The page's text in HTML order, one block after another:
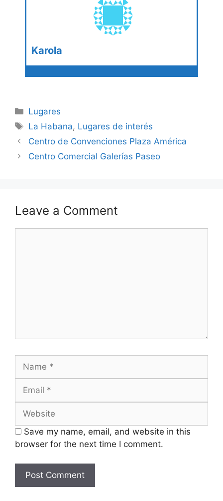
Karola
Categories
Lugares
Tags
La Habana, Lugares de interés
Centro de Convenciones Plaza América
Centro Comercial Galerías Paseo
Leave a Comment
Name
Email
Website
Save my name, email, and website in this
browser for the next time I comment.